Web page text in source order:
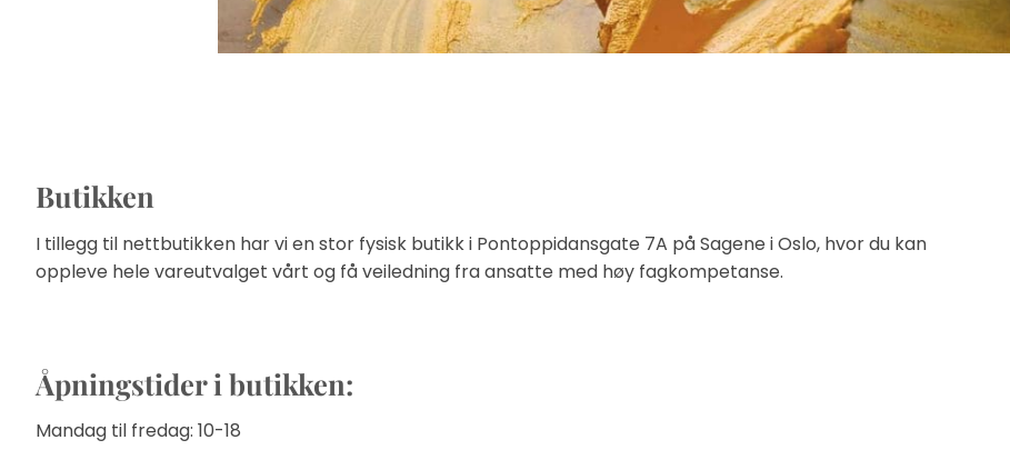
Butikken
I tillegg til nettbutikken har vi en stor fysisk butikk i Pontoppidansgate 7A på Sagene i Oslo, hvor du kan
oppleve hele vareutvalget vårt og få veiledning fra ansatte med høy fagkompetanse.
Åpningstider i butikken:
Mandag til fredag: 10-18